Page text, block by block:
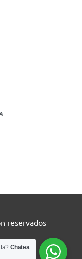
reservados
Chatea